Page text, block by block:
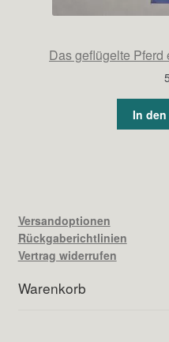
Das geflügelte Pferd
In
Versandoptionen
Rückgaberichtlinien
Vertrag widerrufen
Warenkorb